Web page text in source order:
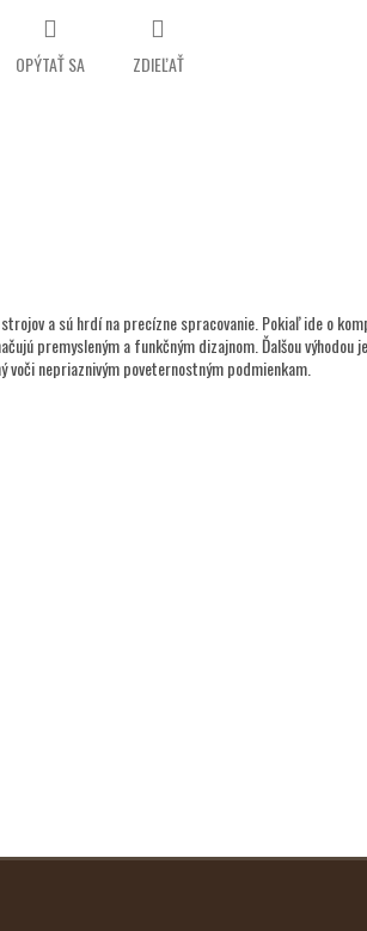
OPÝTAŤ SA ZDIEĽAŤ
a sú hrdí na precízne spracovanie. Pokiaľ ide o
premysleným a funkčným dizajnom. Ďalšou výhodou
voči nepriaznivým poveternostným podmienkam.